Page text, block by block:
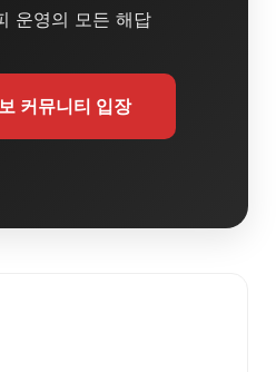
운영의 모든 해답
커뮤니티 입장